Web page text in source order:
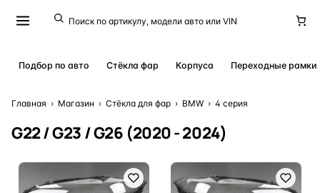
Подбор по авто Стёкла фар Корпуса Переходные рамки
Главная › Магазин › Стёкла для фар › BMW › 4 серия
G22 / G23 / G26 (2020 - 2024)